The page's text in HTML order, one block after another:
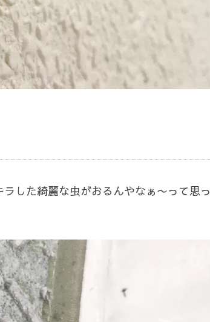
した綺麗な虫がおるんやなぁ〜って思っ